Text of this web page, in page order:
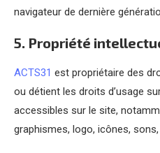
navigateur de dernière
5. Propriété
ACTS31 est propriétaire des
ou détient les droits d’usage
accessibles sur le site,
graphismes, logo, icônes,